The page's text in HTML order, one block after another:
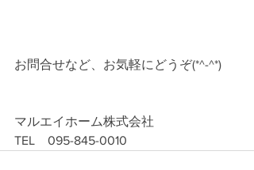
お問合せなど、お気軽にどうぞ(*^-^*)
マルエイホーム株式会社
TEL　095-845-0010